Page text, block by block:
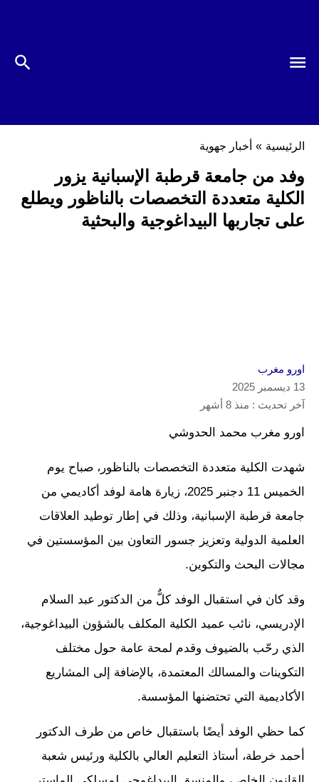
الرئيسية » أخبار جهوية
وفد من جامعة قرطبة الإسبانية يزور
الكلية متعددة التخصصات بالناظور ويطلع
على تجاربها البيداغوجية والبحثية
اورو مغرب
13 ديسمبر 2025
آخر تحديث : منذ 8 أشهر
اورو مغرب محمد الحدوشي
شهدت الكلية متعددة التخصصات بالناظور، صباح يوم
الخميس 11 دجنبر 2025، زيارة هامة لوفد أكاديمي من
جامعة قرطبة الإسبانية، وذلك في إطار توطيد العلاقات
العلمية الدولية وتعزيز جسور التعاون بين المؤسستين في
مجالات البحث والتكوين.
وقد كان في استقبال الوفد كلٌّ من الدكتور عبد السلام
الإدريسي، نائب عميد الكلية المكلف بالشؤون البيداغوجية،
الذي رحّب بالضيوف وقدم لمحة عامة حول مختلف
التكوينات والمسالك المعتمدة، بالإضافة إلى المشاريع
الأكاديمية التي تحتضنها المؤسسة.
كما حظي الوفد أيضًا باستقبال خاص من طرف الدكتور
أحمد خرطة، أستاذ التعليم العالي بالكلية ورئيس شعبة